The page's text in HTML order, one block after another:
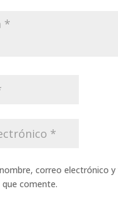
correo electrónico
comente.